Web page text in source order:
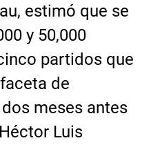
estimó que se
y 50,000
partidos que
de
meses antes
Luis